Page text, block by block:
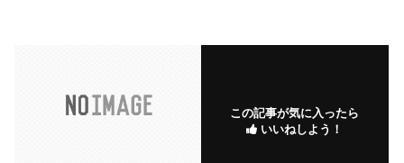
この記事が気に入ったら
いいねしよう！